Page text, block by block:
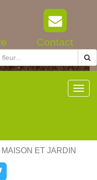
Contact
ET JARDIN